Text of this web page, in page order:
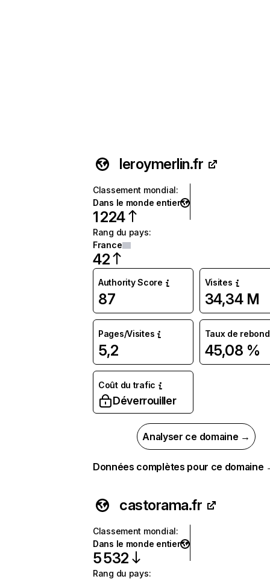
leroymerlin.fr
Classement mondial:
Dans le monde entier
1 224
Rang du pays:
France
42
Authority Score
87
Visites
34,34 M
Pages/Visites
5,2
Taux de rebond
45,08 %
Coût du trafic
Déverrouiller
Analyser ce domaine →
Données complètes pour ce domaine
castorama.fr
Classement mondial:
Dans le monde entier
5 532
Rang du pays: